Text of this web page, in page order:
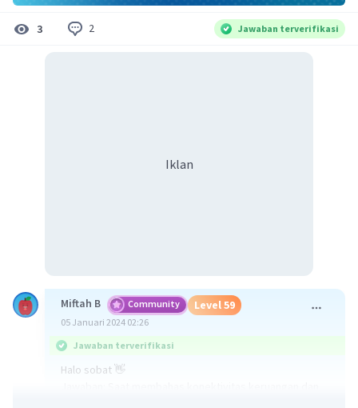
3 2 Jawaban terverifikasi
Iklan
Miftah B Community Level 59
05 Januari 2024 02:26
Jawaban terverifikasi
Halo sobat 👋